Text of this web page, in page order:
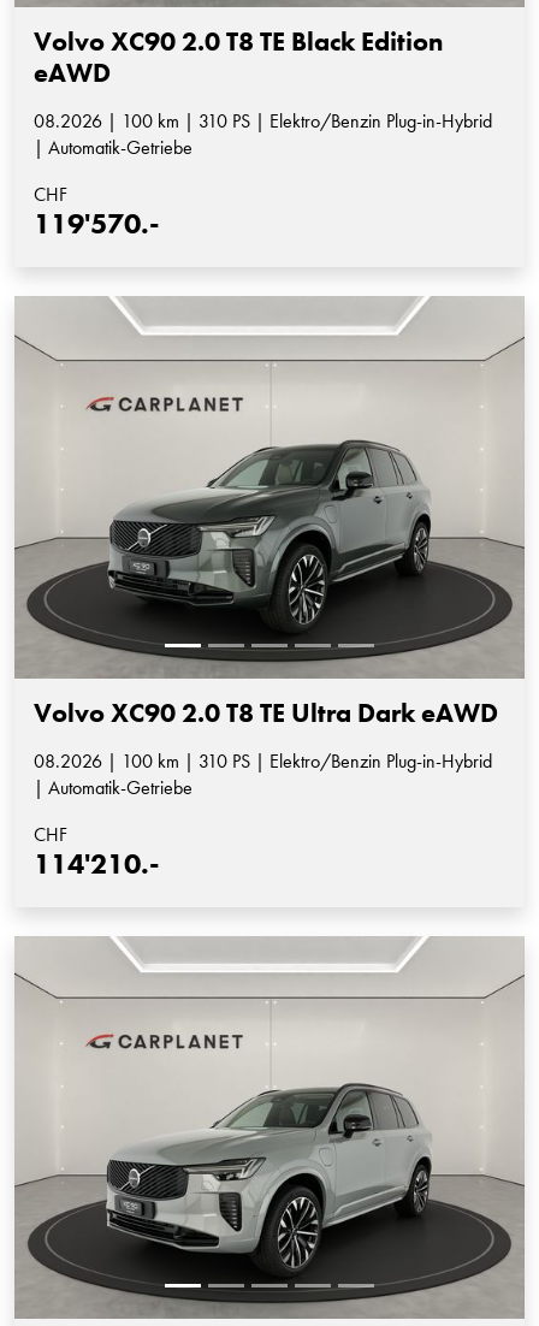
Volvo XC90 2.0 T8 TE Black Edition
eAWD
08.2026 | 100 km | 310 PS | Elektro/Benzin Plug-in-Hybrid
| Automatik-Getriebe
CHF
119'570.-
Volvo XC90 2.0 T8 TE Ultra Dark eAWD
08.2026 | 100 km | 310 PS | Elektro/Benzin Plug-in-Hybrid
| Automatik-Getriebe
CHF
114'210.-